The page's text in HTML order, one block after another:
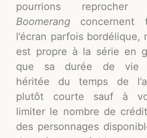
pourrions
Boomerang concernent
l’écran parfois bordélique,
est propre à la série en
que sa durée de vie
héritée du temps de
plutôt courte sauf à
limiter le nombre de
des personnages